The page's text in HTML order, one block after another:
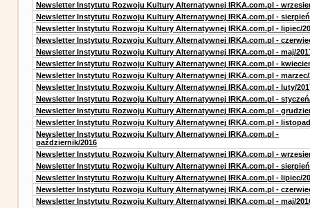
Newsletter Instytutu Rozwoju Kultury Alternatywnej IRKA.com.pl -
Newsletter Instytutu Rozwoju Kultury Alternatywnej IRKA.com.pl -
Newsletter Instytutu Rozwoju Kultury Alternatywnej IRKA.com.pl - lipiec/
Newsletter Instytutu Rozwoju Kultury Alternatywnej IRKA.com.pl -
Newsletter Instytutu Rozwoju Kultury Alternatywnej IRKA.com.pl - maj/
Newsletter Instytutu Rozwoju Kultury Alternatywnej IRKA.com.pl -
Newsletter Instytutu Rozwoju Kultury Alternatywnej IRKA.com.pl - marzec/
Newsletter Instytutu Rozwoju Kultury Alternatywnej IRKA.com.pl - luty/
Newsletter Instytutu Rozwoju Kultury Alternatywnej IRKA.com.pl -
Newsletter Instytutu Rozwoju Kultury Alternatywnej IRKA.com.pl -
Newsletter Instytutu Rozwoju Kultury Alternatywnej IRKA.com.pl -
Newsletter Instytutu Rozwoju Kultury Alternatywnej IRKA.com.pl -
październik/2016
Newsletter Instytutu Rozwoju Kultury Alternatywnej IRKA.com.pl -
Newsletter Instytutu Rozwoju Kultury Alternatywnej IRKA.com.pl -
Newsletter Instytutu Rozwoju Kultury Alternatywnej IRKA.com.pl - lipiec/
Newsletter Instytutu Rozwoju Kultury Alternatywnej IRKA.com.pl -
Newsletter Instytutu Rozwoju Kultury Alternatywnej IRKA.com.pl - maj/